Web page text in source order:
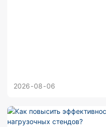
2026 08 06